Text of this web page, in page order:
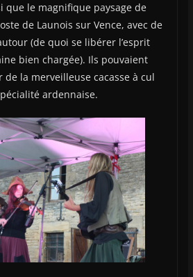
que le magnifique paysage de
de Launois sur Vence, avec de
(de quoi se libérer l’esprit
bien chargée). Ils pouvaient
de la merveilleuse cacasse à cul
ardennaise.